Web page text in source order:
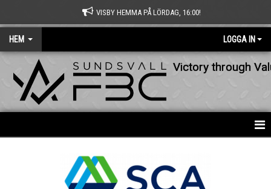
VISBY HEMMA PÅ LÖRDAG, 16:00!
HEM LOGGA IN
Victory through